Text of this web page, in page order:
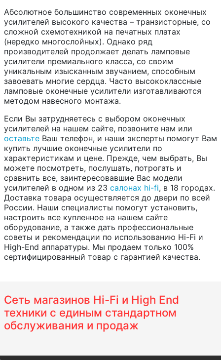
Абсолютное большинство современных оконечных
усилителей высокого качества – транзисторные, со
сложной схемотехникой на печатных платах
(нередко многослойных). Однако ряд
производителей продолжает делать ламповые
усилители премиального класса, со своим
уникальным изысканным звучанием, способным
завоевать многие сердца. Часто высококлассные
ламповые оконечные усилители изготавливаются
методом навесного монтажа.
Если Вы затрудняетесь с выбором оконечных
усилителей на нашем сайте, позвоните нам или
оставьте Ваш телефон, и наши эксперты помогут Вам
купить лучшие оконечные усилители по
характеристикам и цене. Прежде, чем выбрать, Вы
можете посмотреть, послушать, потрогать и
сравнить все, заинтересовавшие Вас модели
усилителей в одном из 23 салонах hi-fi, в 18 городах.
Доставка товара осуществляется до двери по всей
России. Наши специалисты помогут установить,
настроить все купленное на нашем сайте
оборудование, а также дать профессиональные
советы и рекомендации по использованию Hi-Fi и
High-End аппаратуры. Мы продаем только 100%
сертифицированный товар с гарантией качества.
Сеть магазинов Hi-Fi и High End
техники с единым стандартном
обслуживания и продаж